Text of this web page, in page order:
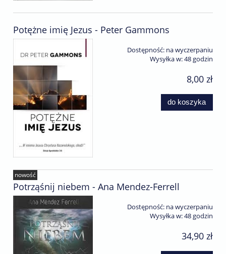
Potężne imię Jezus - Peter Gammons
Dostępność: na wyczerpaniu
Wysyłka w:48 godzin
8,00 zł
do koszyka
Potrząśnij niebem - Ana Mendez-Ferrell
Dostępność: na wyczerpaniu
Wysyłka w:48 godzin
34,90 zł
nowość